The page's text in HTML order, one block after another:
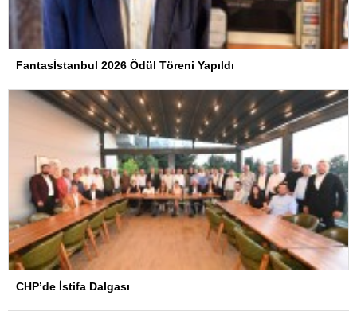
Fantasİstanbul 2026 Ödül Töreni Yapıldı
CHP’de İstifa Dalgası